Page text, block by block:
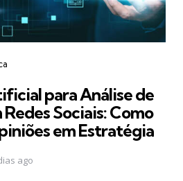
para Análise de
Sociais: Como
em Estratégia
ago